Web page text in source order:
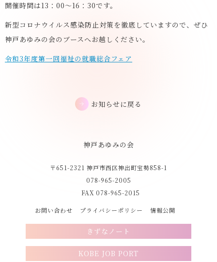
開催時間は13：00～16：30です。
新型コロナウイルス感染防止対策を徹底していますので、ぜひ
神戸あゆみの会のブースへお越しください。
令和3年度第一回福祉の就職総合フェア
お知らせに戻る
神戸あゆみの会
〒651-2321 神戸市西区神出町宝勢858-1
078-965-2005
FAX 078-965-2015
お問い合わせ プライバシーポリシー 情報公開
きずなノート
KOBE JOB PORT